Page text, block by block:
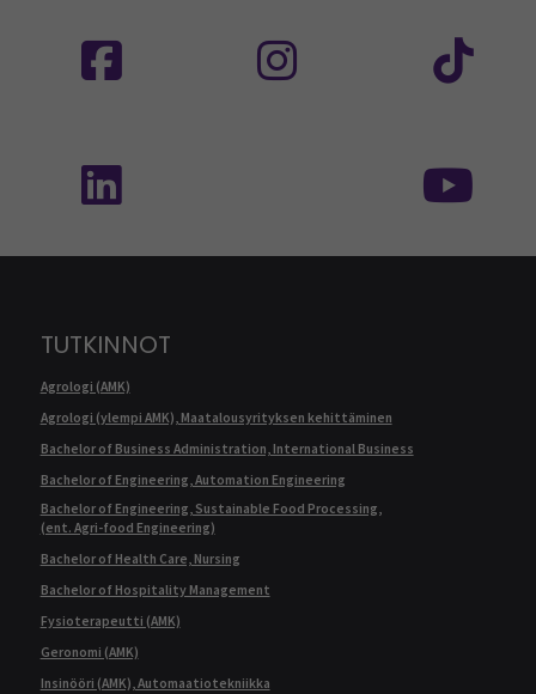
TUTKINNOT
Agrologi (AMK)
Agrologi (ylempi AMK), Maatalousyrityksen kehittäminen
Bachelor of Business Administration, International Business
Bachelor of Engineering, Automation Engineering
Bachelor of Engineering, Sustainable Food Processing,
(ent. Agri-food Engineering)
Bachelor of Health Care, Nursing
Bachelor of Hospitality Management
Fysioterapeutti (AMK)
Geronomi (AMK)
Insinööri (AMK), Automaatiotekniikka